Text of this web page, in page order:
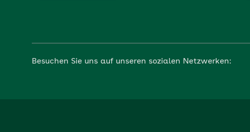
Besuchen Sie uns auf unseren sozialen Netzwerken: